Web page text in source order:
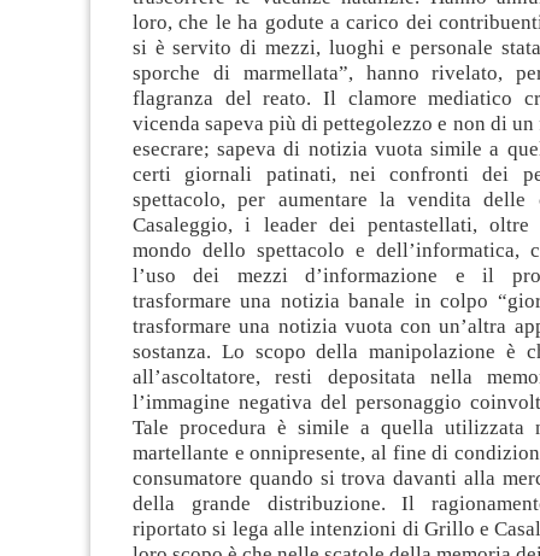
loro, che le ha godute a carico dei
si è servito di mezzi, luoghi e personale
sporche di marmellata”, hanno rivelato,
flagranza del reato. Il clamore mediatico
vicenda sapeva più di pettegolezzo e non di
esecrare; sapeva di notizia vuota simile a
certi giornali patinati, nei confronti dei
spettacolo, per aumentare la vendita
Casaleggio, i leader dei pentastellati,
mondo dello spettacolo e dell’informatica,
l’uso dei mezzi d’informazione e il
trasformare una notizia banale in colpo
trasformare una notizia vuota con un’altra
sostanza. Lo scopo della manipolazione è
all’ascoltatore, resti depositata nella
l’immagine negativa del personaggio
Tale procedura è simile a quella utilizzata
martellante e onnipresente, al fine di
consumatore quando si trova davanti alla
della grande distribuzione. Il
riportato si lega alle intenzioni di Grillo e